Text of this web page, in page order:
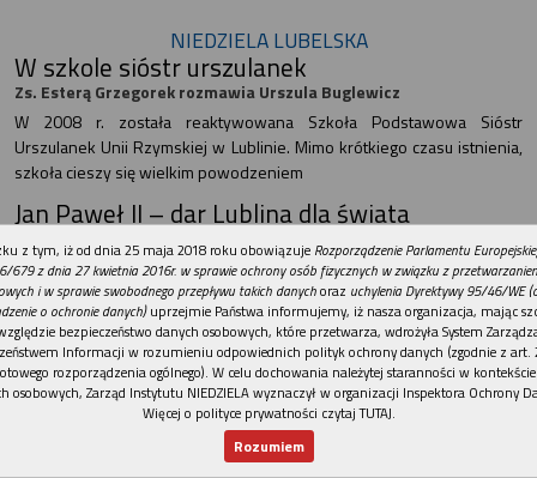
NIEDZIELA LUBELSKA
W szkole sióstr urszulanek
Zs. Esterą Grzegorek rozmawia Urszula Buglewicz
W 2008 r. została reaktywowana Szkoła Podstawowa Sióstr
Urszulanek Unii Rzymskiej w Lublinie. Mimo krótkiego czasu istnienia,
szkoła cieszy się wielkim powodzeniem
Jan Paweł II – dar Lublina dla świata
To tu, w Lublinie, uczył studentów i prowadził badania naukowe, tu
nawiązywał współpracę i przyjaźnie z wieloma osobami, tu wreszcie
umacniał swoją więź z Kościołem, który jest w Lublinie
Umocnieni w wierze
Grzegorz Jacek Pelica
W ostatnią sobotę września Siennica Różana przeżywała podwójną
uroczystość: pożegnanie relikwii Krzyża i bierzmowanie 29
gimnazjalistów. Liturgii przewodniczył bp Mieczysław Cisło
REKLAMA
z tym, iż od dnia 25 maja 2018 roku obowiązuje Rozporządzenie Parlamentu
679 z dnia 27 kwietnia 2016r. w sprawie ochrony osób fizycznych w związku z
i w sprawie swobodnego przepływu takich danychoraz uchylenia Dyrektywy 95/46/WE
o ochronie danych)uprzejmie Państwa informujemy, iż nasza organizacja, mając
bezpieczeństwo danych osobowych, które przetwarza, wdrożyła System
Informacji w rozumieniu odpowiednich polityk ochrony danych (zgodnie z art.
rozporządzenia ogólnego). W celu dochowania należytej staranności w
osobowych, Zarząd Instytutu NIEDZIELA wyznaczył w organizacji Inspektora Ochrony
Więcej o polityce prywatności czytaj TUTAJ.
Rozumiem